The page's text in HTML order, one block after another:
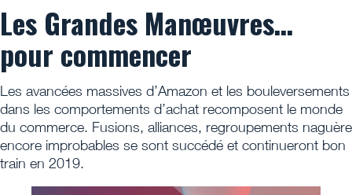
Les Grandes Manœuvres…
pour commencer
Les avancées massives d’Amazon et les bouleversements
dans les comportements d’achat recomposent le monde
du commerce. Fusions, alliances, regroupements naguère
encore improbables se sont succédé et continueront bon
train en 2019.